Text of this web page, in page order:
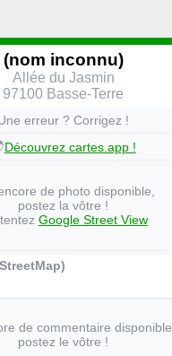
(nom inconnu)
Allée du Jasmin
97100 Basse-Terre
erreur ? Corrigez !
Découvrez cartes.app !
de photo disponible,
postez la vôtre !
Google Street View
de commentaire disponible,
postez le vôtre !